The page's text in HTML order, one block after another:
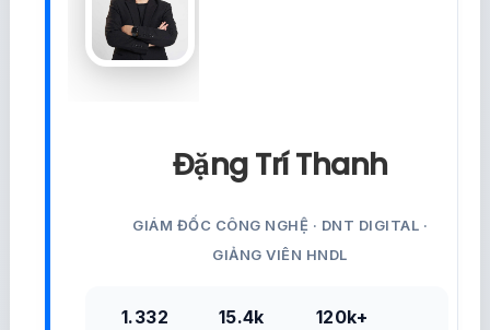
Đặng Trí Thanh
GIÁM ĐỐC CÔNG NGHỆ · DNT DIGITAL ·
GIẢNG VIÊN HNDL
1.332 15.4k 120k+